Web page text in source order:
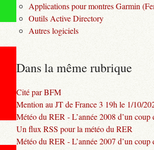
Applications pour montres Garmin
Outils Active Directory
Autres logiciels
Dans la même rubrique
Cité par BFM
Mention au JT de France 3 19h le 1/10/
Météo du RER - L’année 2008 d’un coup
Un flux RSS pour la météo du RER
Météo du RER - L’année 2007 d’un coup